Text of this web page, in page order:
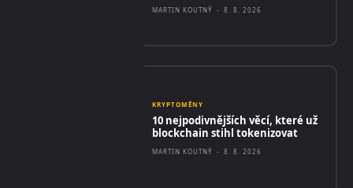
MARTIN KOUTNÝ - 8. 8. 2026
KRYPTOMĚNY
10 nejpodivnějších věcí, které už
blockchain stihl tokenizovat
MARTIN KOUTNÝ - 8. 8. 2026